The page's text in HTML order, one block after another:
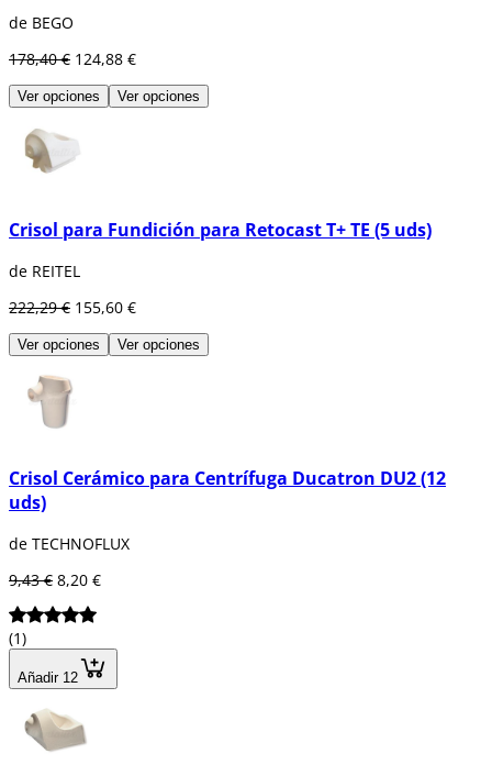
de BEGO
178,40 € 124,88 €
Ver opciones Ver opciones
Crisol para Fundición para Retocast T+ TE (5 uds)
de REITEL
222,29 € 155,60 €
Ver opciones Ver opciones
Crisol Cerámico para Centrífuga Ducatron DU2 (12
uds)
de TECHNOFLUX
9,43 € 8,20 €
(1)
Añadir 12